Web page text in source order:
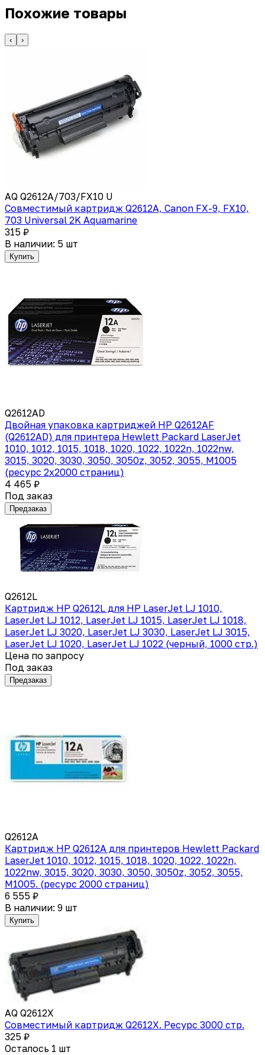
Похожие товары
‹ ›
AQ Q2612A/703/FX10 U
Совместимый картридж Q2612A, Canon FX-9, FX10,
703 Universal 2K Aquamarine
315 ₽
В наличии: 5 шт
Купить
Q2612AD
Двойная упаковка картриджей HP Q2612AF
(Q2612AD) для принтера Hewlett Packard LaserJet
1010, 1012, 1015, 1018, 1020, 1022, 1022n, 1022nw,
3015, 3020, 3030, 3050, 3050z, 3052, 3055, M1005
(ресурс 2х2000 страниц)
4 465 ₽
Под заказ
Предзаказ
Q2612L
Картридж HP Q2612L для HP LaserJet LJ 1010,
LaserJet LJ 1012, LaserJet LJ 1015, LaserJet LJ 1018,
LaserJet LJ 3020, LaserJet LJ 3030, LaserJet LJ 3015,
LaserJet LJ 1020, LaserJet LJ 1022 (черный, 1000 стр.)
Цена по запросу
Под заказ
Предзаказ
Q2612A
Картридж HP Q2612A для принтеров Hewlett Packard
LaserJet 1010, 1012, 1015, 1018, 1020, 1022, 1022n,
1022nw, 3015, 3020, 3030, 3050, 3050z, 3052, 3055,
M1005. (ресурс 2000 страниц)
6 555 ₽
В наличии: 9 шт
Купить
AQ Q2612X
Cовместимый картридж Q2612X. Ресурс 3000 стр.
325 ₽
Осталось 1 шт